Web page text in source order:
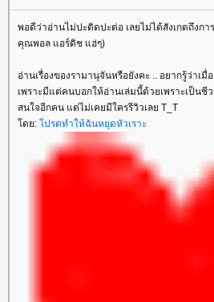
พอดีว่าอ่านไม่ปะติดปะต่อ เลยไม่ได้สังเกตถึงกา
คุณพอล แอร์ดิช แฮ่ๆ)
อ่านเรื่องของรามานุจันหรือยังคะ .. อยากรู้ว่าเมื่
เพราะมีแต่คนบอกให้อ่านเล่มนี้ด้วยเพราะเป็น
สนใจอีกคน แต่ไม่เคยมีใครรีวิวเลย T_T
ดย: ปรดทำให้ฉันหยุดหัวเราะ